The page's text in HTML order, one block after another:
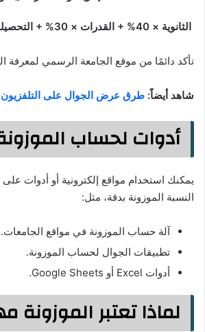
الثانوية × 40% + القدرات × 30% + التحصيلي × 30%.
تأكد دائمًا من موقع الجامعة الرسمي لمعرفة
شاهد أيضاً: طرق عرض الجوال على التلفزيون
أدوات لحساب
يمكنك استخدام مواقع إلكترونية أو أدوات
النسبة الموزونة بدقة، مثل:
آلة حساب الموزونة في مواقع الجامعات.
تطبيقات الجوال لحساب الموزونة.
أدوات Excel أو Google Sheets.
لماذا تعتبر الموزونة